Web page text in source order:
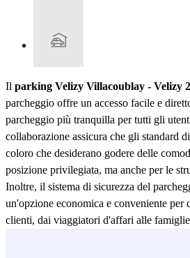
Il parking Velizy Villacoublay - Velizy
parcheggio offre un accesso facile e
parcheggio più tranquilla per tutti gli
collaborazione assicura che gli standard
coloro che desiderano godere delle
posizione privilegiata, ma anche per le
Inoltre, il sistema di sicurezza del
un'opzione economica e conveniente
clienti, dai viaggiatori d'affari alle